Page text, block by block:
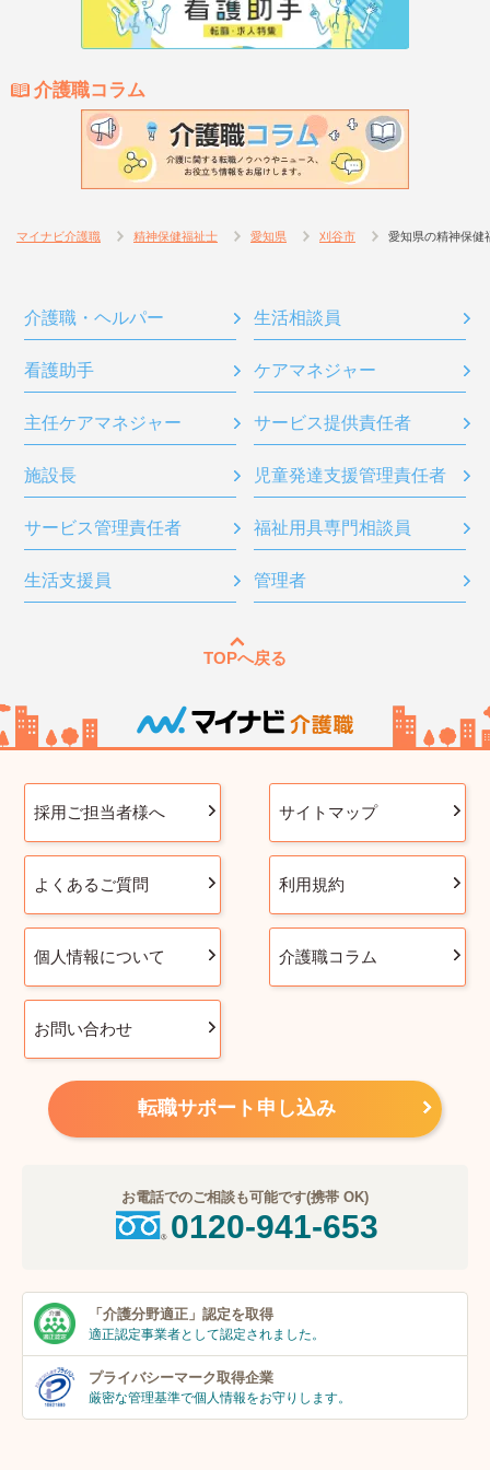
介護職コラム
マイナビ介護職 精神保健福祉士 愛知県 刈谷市 愛知県の精神保健
介護職・ヘルパー 生活相談員
看護助手 ケアマネジャー
主任ケアマネジャー サービス提供責任者
施設長 児童発達支援管理責任者
サービス管理責任者 福祉用具専門相談員
生活支援員 管理者
TOPへ戻る
採用ご担当者様へ サイトマップ
よくあるご質問 利用規約
個人情報について 介護職コラム
お問い合わせ
転職サポート申し込み
お電話でのご相談も可能です(携帯 OK)
0120-941-653
「介護分野適正」 認定を取得
適正認定事業者として認定されました。
プライバシーマーク取得企業
厳密な管理基準で個人情報をお守りします。